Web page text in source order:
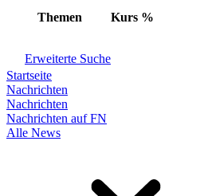
Themen Kurs %
Erweiterte Suche
Startseite
Nachrichten
Nachrichten
Nachrichten auf FN
Alle News